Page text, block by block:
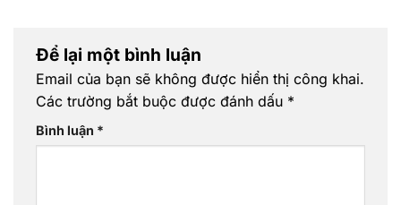
Để lại một bình luận
Email của bạn sẽ không được hiển thị công khai.
Các trường bắt buộc được đánh dấu *
Bình luận *